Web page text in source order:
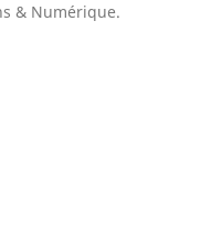
& Numérique.